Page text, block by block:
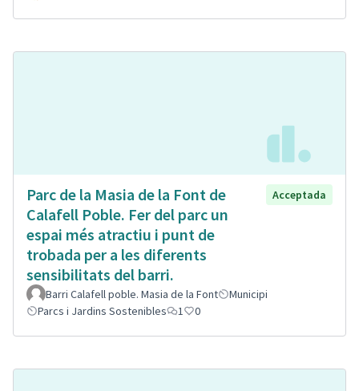
Parc de la Masia de la Font de
Calafell Poble. Fer del parc un
espai més atractiu i punt de
trobada per a les diferents
sensibilitats del barri.
Acceptada
Barri Calafell poble. Masia de la Font
Municipi
Parcs i Jardins Sostenibles
1 0